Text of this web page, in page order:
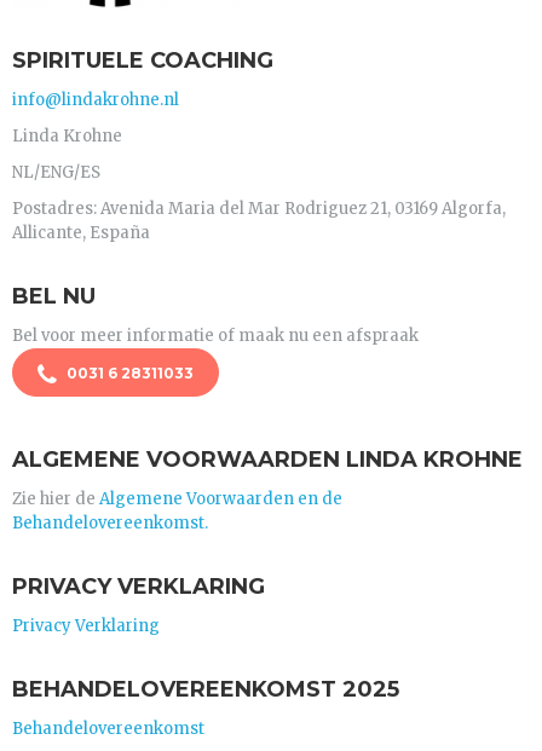
SPIRITUELE COACHING
info@lindakrohne.nl
Linda Krohne
NL/ENG/ES
Postadres: Avenida Maria del Mar Rodriguez 21, 03169 Algorfa,
Allicante, España
BEL NU
Bel voor meer informatie of maak nu een afspraak
0031 6 28311033
ALGEMENE VOORWAARDEN LINDA KROHNE
Zie hier de Algemene Voorwaarden en de
Behandelovereenkomst.
PRIVACY VERKLARING
Privacy Verklaring
BEHANDELOVEREENKOMST 2025
Behandelovereenkomst